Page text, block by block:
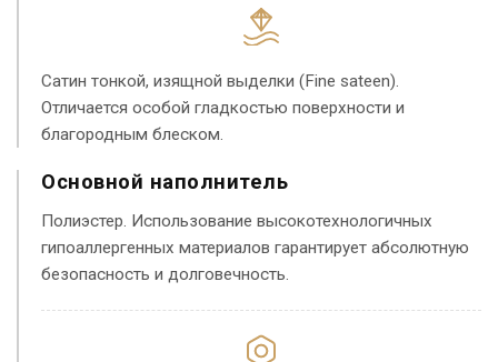
Сатин тонкой, изящной выделки (Fine sateen).
Отличается особой гладкостью поверхности и
благородным блеском.
Основной наполнитель
Полиэстер. Использование высокотехнологичных
гипоаллергенных материалов гарантирует абсолютную
безопасность и долговечность.